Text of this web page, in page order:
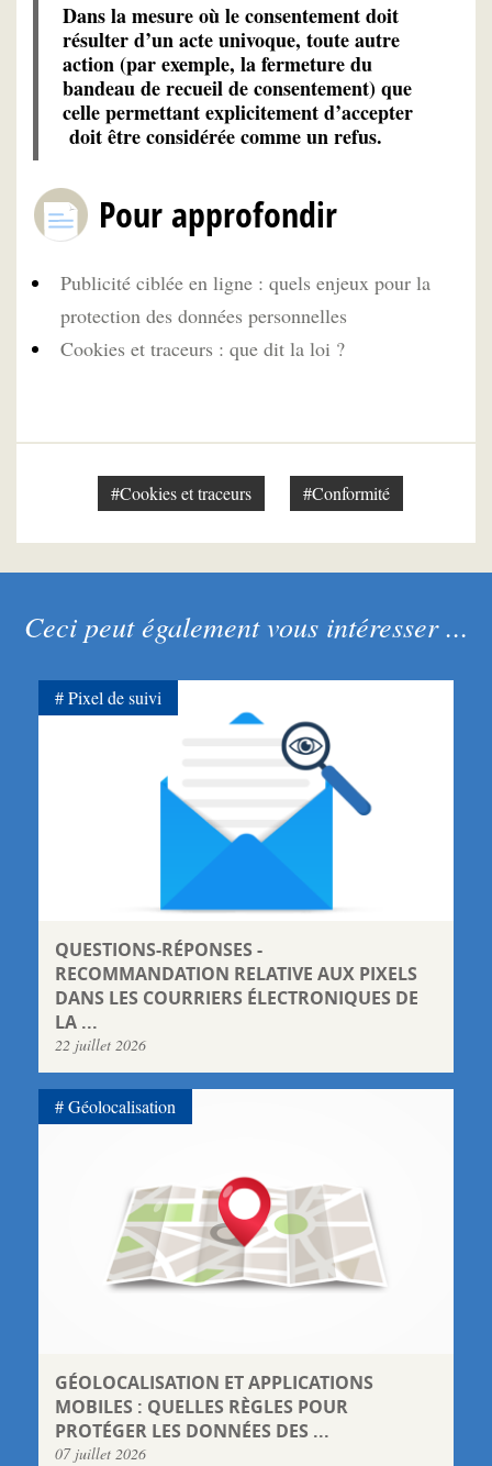
Dans la mesure où le consentement doit
résulter d’un acte univoque, toute autre
action (par exemple, la fermeture du
bandeau de recueil de consentement) que
celle permettant explicitement d’accepter
doit être considérée comme un refus.
Pour approfondir
Publicité ciblée en ligne : quels enjeux pour la
protection des données personnelles
Cookies et traceurs : que dit la loi ?
#Cookies et traceurs #Conformité
Ceci peut également vous intéresser ...
QUESTIONS-RÉPONSES -
RECOMMANDATION RELATIVE AUX PIXELS
DANS LES COURRIERS ÉLECTRONIQUES DE
LA ...
22 juillet 2026
Pixel de suivi
GÉOLOCALISATION ET APPLICATIONS
MOBILES : QUELLES RÈGLES POUR
PROTÉGER LES DONNÉES DES ...
07 juillet 2026
Géolocalisation